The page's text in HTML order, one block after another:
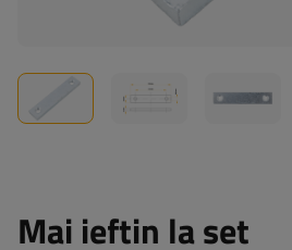
Mai ieftin la set